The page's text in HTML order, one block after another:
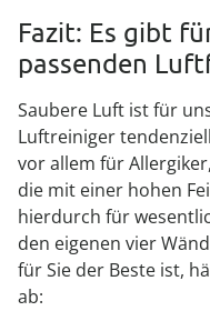
Fazit: Es gibt
passenden
Saubere Luft ist für
Luftreiniger
vor allem für
die mit einer hohen
hierdurch für
den eigenen vier
für Sie der Beste ist,
ab: